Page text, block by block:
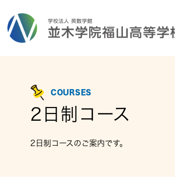
COURSES
2日制コース
2日制コースのご案内です。